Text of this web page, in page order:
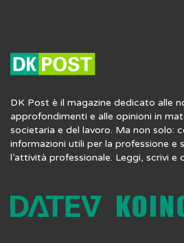
DK Post è il magazine dedicato alle
approfondimenti e alle opinioni in
societaria e del lavoro. Ma non solo:
informazioni utili per la professione e
l’attività professionale. Leggi, scrivi e